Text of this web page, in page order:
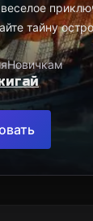
тайну
Новичкам